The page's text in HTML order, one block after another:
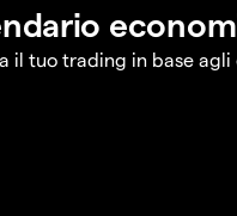
il tuo trading in base